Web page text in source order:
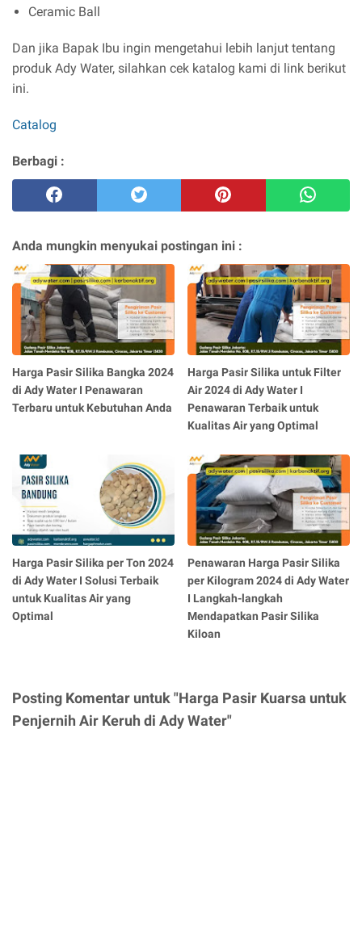
Ceramic Ball
Dan jika Bapak Ibu ingin mengetahui lebih lanjut tentang
produk Ady Water, silahkan cek katalog kami di link berikut
ini.
Catalog
Berbagi :
Anda mungkin menyukai postingan ini :
Harga Pasir Silika Bangka 2024
di Ady Water I Penawaran
Terbaru untuk Kebutuhan Anda
Harga Pasir Silika untuk Filter
Air 2024 di Ady Water I
Penawaran Terbaik untuk
Kualitas Air yang Optimal
Harga Pasir Silika per Ton 2024
di Ady Water I Solusi Terbaik
untuk Kualitas Air yang
Optimal
Penawaran Harga Pasir Silika
per Kilogram 2024 di Ady Water
I Langkah-langkah
Mendapatkan Pasir Silika
Kiloan
Posting Komentar untuk "Harga Pasir Kuarsa untuk
Penjernih Air Keruh di Ady Water"